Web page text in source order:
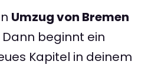
Umzug von Bremen
Dann beginnt ein
Kapitel in deinem